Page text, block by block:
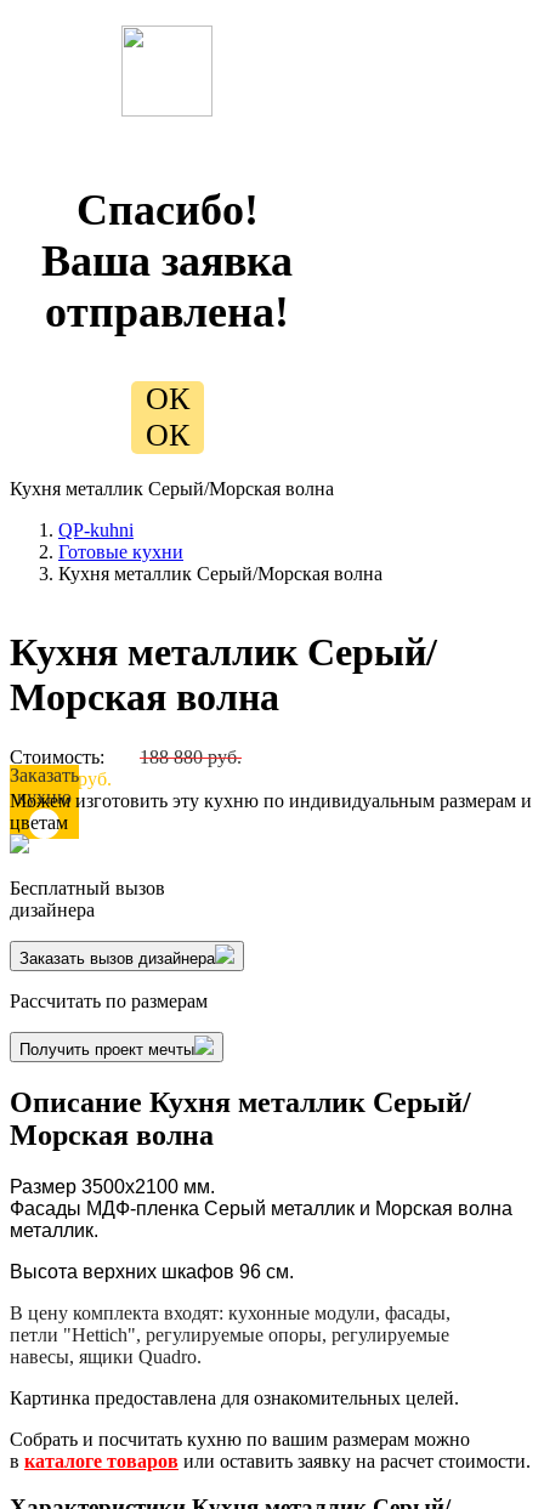
Спасибо!
Ваша заявка
отправлена!
ОК
ОК
Кухня металлик Серый/Морская волна
QP-kuhni
Готовые кухни
Кухня металлик Серый/Морская волна
Кухня металлик Серый/
Морская волна
Стоимость:
188 880 руб.
124 660 руб.
Заказать
кухню
Можем изготовить эту кухню по индивидуальным размерам и
цветам
Бесплатный вызов
дизайнера
Заказать вызов дизайнера
Рассчитать по размерам
Получить проект мечты
Описание Кухня металлик Серый/
Морская волна
Размер 3500х2100 мм.
Фасады МДФ-пленка Серый металлик и Морская волна
металлик.
Высота верхних шкафов 96 см.
В цену комплекта входят: кухонные модули, фасады,
петли "Hettich", регулируемые опоры, регулируемые
навесы, ящики Quadro.
Картинка предоставлена для ознакомительных целей.
Собрать и посчитать кухню по вашим размерам можно
в каталоге товаров или оставить заявку на расчет стоимости.